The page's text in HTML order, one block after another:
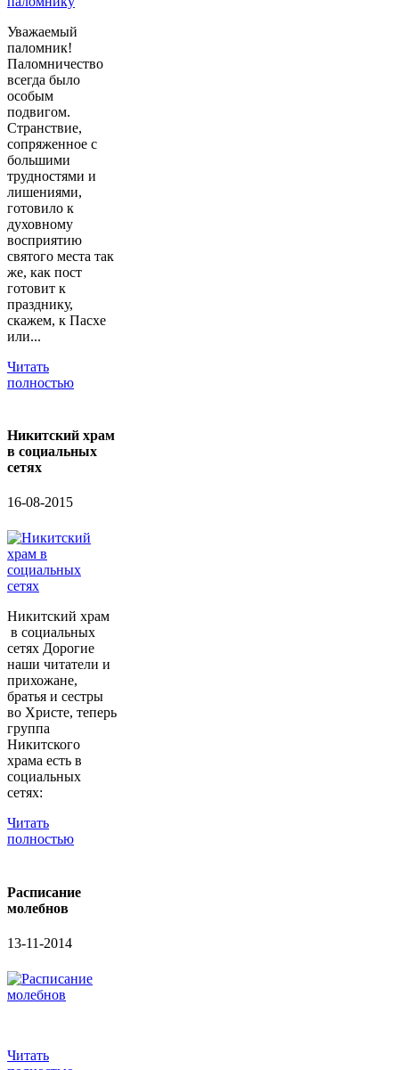
Уважаемый
паломник!
Паломничество
всегда было
особым
подвигом.
Странствие,
сопряженное с
большими
трудностями и
лишениями,
готовило к
духовному
восприятию
святого места так
же, как пост
готовит к
празднику,
скажем, к Пасхе
или...
Читать
полностью
Никитский храм
в социальных
сетях
16-08-2015
Никитский храм
в социальных
сетях Дорогие
наши читатели и
прихожане,
братья и сестры
во Христе, теперь
группа
Никитского
храма есть в
социальных
сетях:
Читать
полностью
Расписание
молебнов
13-11-2014
Читать